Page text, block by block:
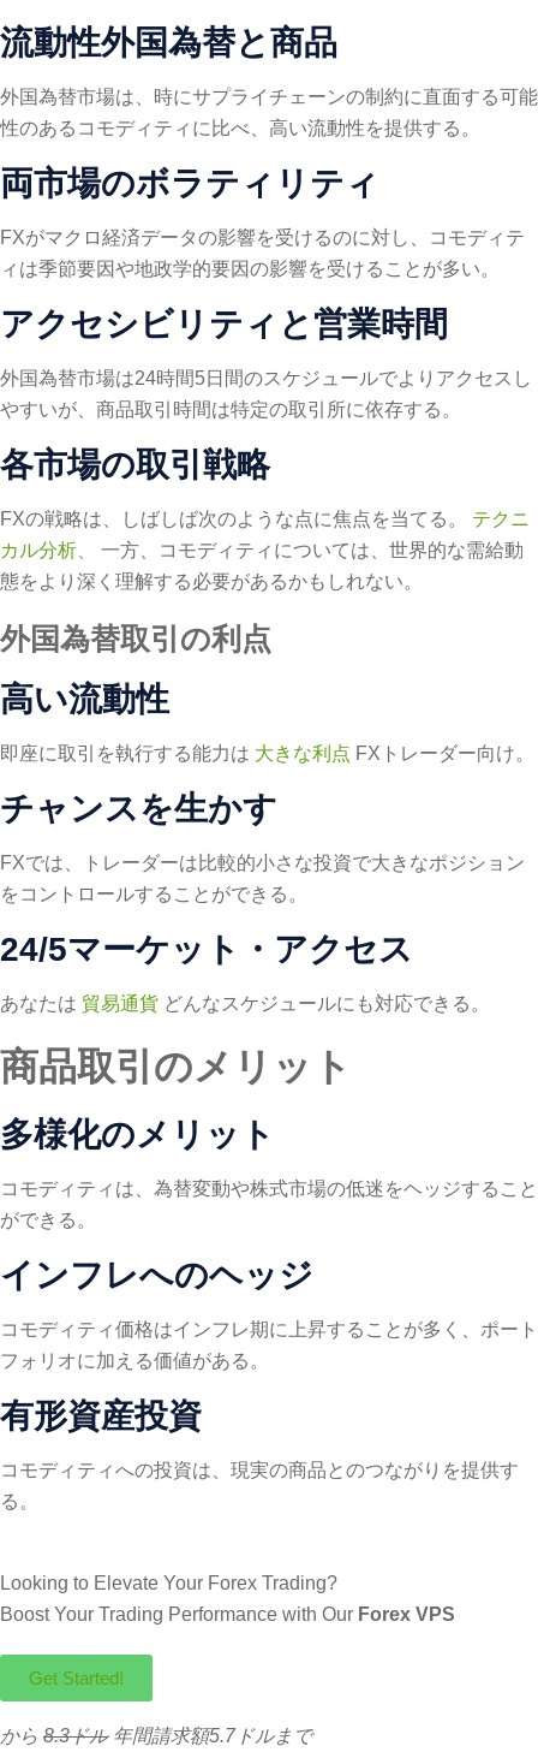
流動性外国為替と商品
外国為替市場は、時にサプライチェーンの制約に直面する可能
性のあるコモディティに比べ、高い流動性を提供する。
両市場のボラティリティ
FXがマクロ経済データの影響を受けるのに対し、コモディテ
ィは季節要因や地政学的要因の影響を受けることが多い。
アクセシビリティと営業時間
外国為替市場は24時間5日間のスケジュールでよりアクセスし
やすいが、商品取引時間は特定の取引所に依存する。
各市場の取引戦略
FXの戦略は、しばしば次のような点に焦点を当てる。 テクニ
カル分析、
一方、コモディティについては、世界的な需給動
態をより深く理解する必要があるかもしれない。
外国為替取引の利点
高い流動性
即座に取引を執行する能力は 大きな利点 FXトレーダー向け。
チャンスを生かす
FXでは、トレーダーは比較的小さな投資で大きなポジション
をコントロールすることができる。
24/5マーケット・アクセス
あなたは 貿易通貨 どんなスケジュールにも対応できる。
商品取引のメリット
多様化のメリット
コモディティは、為替変動や株式市場の低迷をヘッジすること
ができる。
インフレへのヘッジ
コモディティ価格はインフレ期に上昇することが多く、ポート
フォリオに加える価値がある。
有形資産投資
コモディティへの投資は、現実の商品とのつながりを提供す
る。
Looking to Elevate Your Forex Trading?
Boost Your Trading Performance with Our Forex VPS
Get Started!
から 8.3ドル年間請求額5.7ドルまで